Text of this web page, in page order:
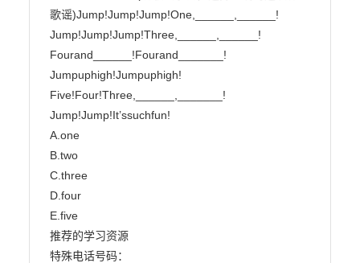
歌谣)Jump!Jump!Jump!One,______,______!
Jump!Jump!Jump!Three,______,______!
Fourand______!Fourand_______!
Jumpuphigh!Jumpuphigh!
Five!Four!Three,______,_______!
Jump!Jump!It’ssuchfun!
A.one
B.two
C.three
D.four
E.five
推荐的学习资源
特殊电话号码：